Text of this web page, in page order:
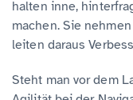
halten inne,
machen. Sie
leiten daraus
Steht man vor dem